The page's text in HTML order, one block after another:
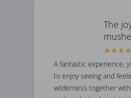
The
A fantastic experience,
to enjoy seeing and
wilderness together